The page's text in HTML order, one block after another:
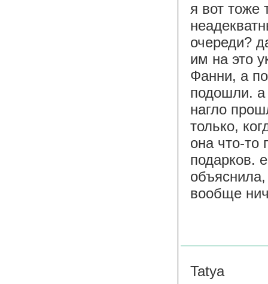
я вот
очереди?
им на это
Фанни, а
подошли. а
нагло
только,
она что-то
подарков.
объяснила,
вообще
Tatya